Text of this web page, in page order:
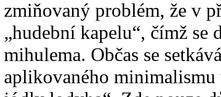
zmiňovaný problém, že v
„hudební kapelu“, čímž se
mihulema. Občas se
aplikovaného